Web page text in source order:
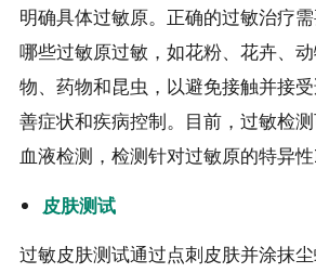
明确具体过敏原。正确的过敏治疗
哪些过敏原过敏，如花粉、花卉、
物、药物和昆虫，以避免接触并接
善症状和疾病控制。目前，过敏检
血液检测，检测针对过敏原的特异性
皮肤测试
过敏皮肤测试通过点刺皮肤并涂抹尘